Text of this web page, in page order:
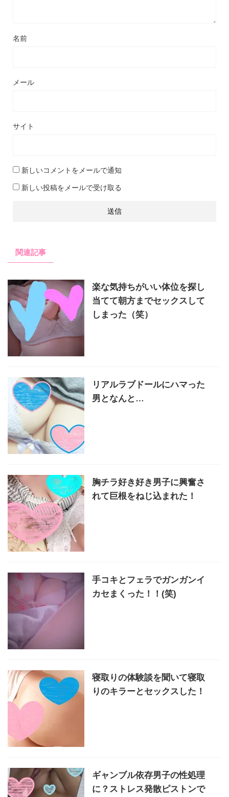
名前
メール
サイト
新しいコメントをメールで通知
新しい投稿をメールで受け取る
関連記事
楽な気持ちがいい体位を探し
当てて朝方までセックスして
しまった（笑）
リアルラブドールにハマった
男となんと…
胸チラ好き好き男子に興奮さ
れて巨根をねじ込まれた！
手コキとフェラでガンガンイ
カセまくった！！(笑)
寝取りの体験談を聞いて寝取
りのキラーとセックスした！
ギャンブル依存男子の性処理
に？ストレス発散ピストンで